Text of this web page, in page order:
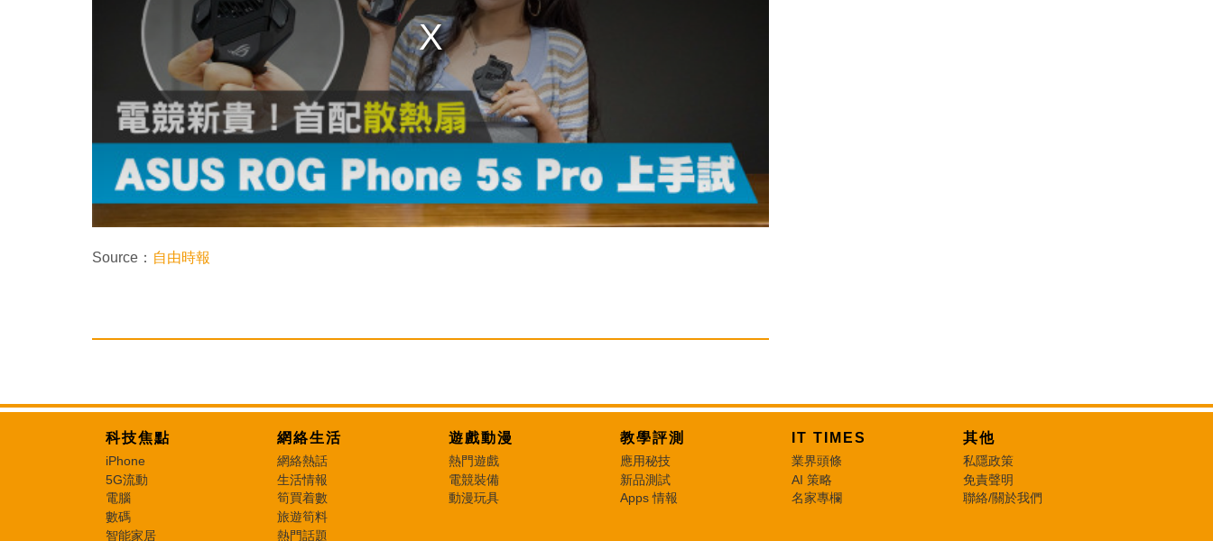
Source： 自由時報
科技焦點
iPhone
5G流動
電腦
數碼
智能家居
網絡生活
網絡熱話
生活情報
筍買着數
旅遊筍料
熱門話題
遊戲動漫
熱門遊戲
電競裝備
動漫玩具
教學評測
應用秘技
新品測試
Apps 情報
IT TIMES
業界頭條
AI 策略
名家專欄
其他
私隱政策
免責聲明
聯絡/關於我們